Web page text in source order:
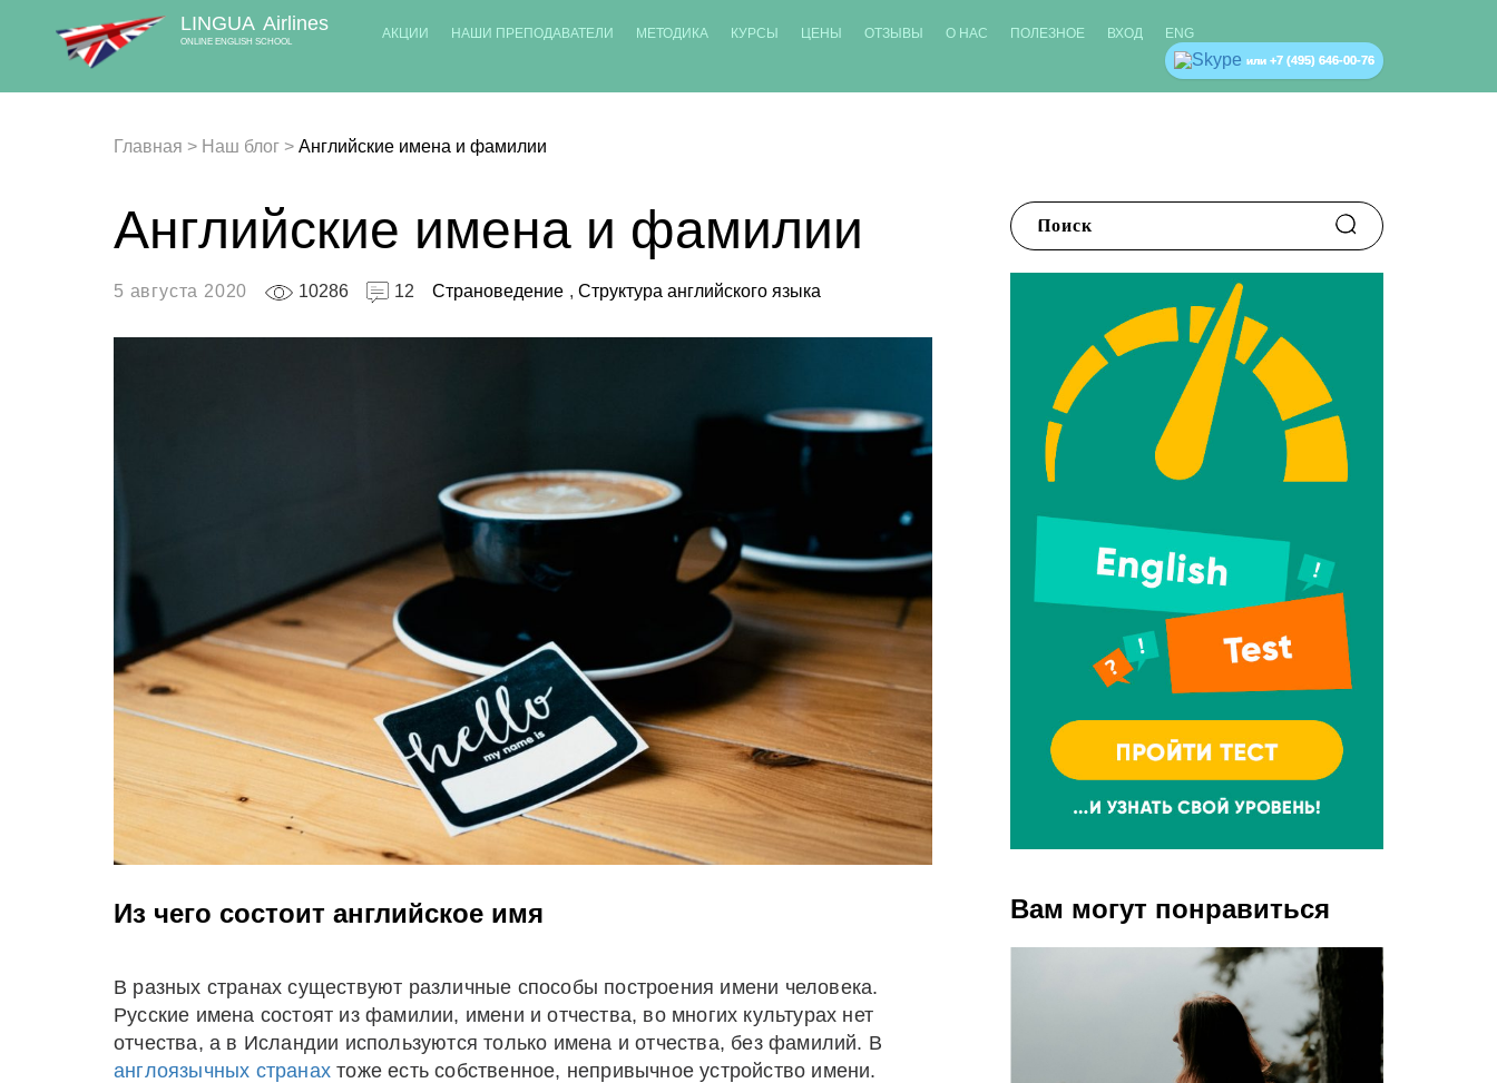
LINGUA Airlines
ONLINE ENGLISH SCHOOL
АКЦИИ НАШИ ПРЕПОДАВАТЕЛИ МЕТОДИКА КУРСЫ ЦЕНЫ ОТЗЫВЫ О НАС ПОЛЕЗНОЕ ВХОД ENG
или +7 (495) 646-00-76
Главная > Наш блог > Английские имена и фамилии
Вам могут понравиться
Английские имена и фамилии
5 августа 2020 10286 12 Страноведение ,Структура английского языка
Из чего состоит английское имя
В разных странах существуют различные способы построения имени человека.
Русские имена состоят из фамилии, имени и отчества, во многих культурах нет
отчества, а в Исландии используются только имена и отчества, без фамилий. В
англоязычных странах тоже есть собственное, непривычное устройство имени.